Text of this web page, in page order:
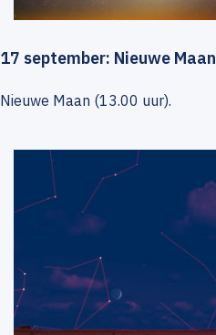
17 september: Nieuwe Maan
Nieuwe Maan (13.00 uur).